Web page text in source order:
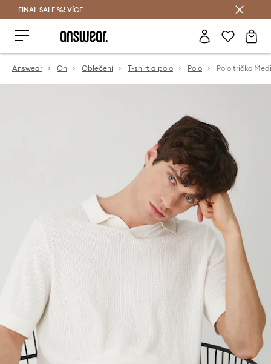
FINAL SALE %! VÍCE
Answear On Oblečení T-shirt a polo Polo Polo tričko